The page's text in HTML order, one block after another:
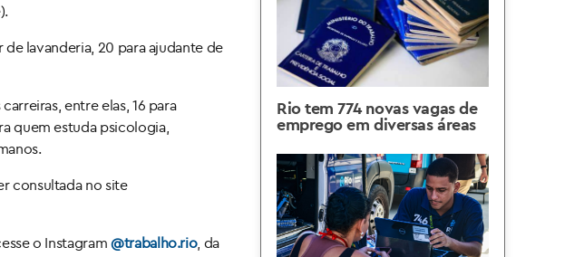
lavanderia, 20 para ajudante de
entre elas, 16 para
quem estuda psicologia,
consultada no site
o Instagram @trabalho.rio, da
Rio tem 774 novas vagas de
emprego em diversas áreas